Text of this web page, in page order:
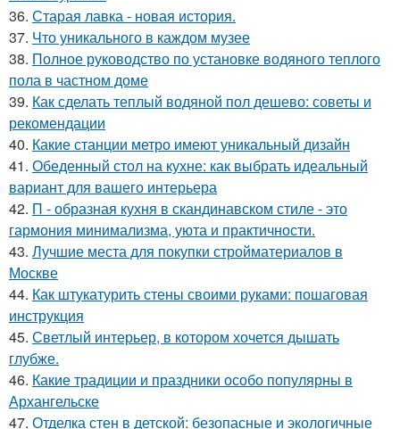
36. Старая лавка - новая история.
37. Что уникального в каждом музее
38. Полное руководство по установке водяного теплого
пола в частном доме
39. Как сделать теплый водяной пол дешево: советы и
рекомендации
40. Какие станции метро имеют уникальный дизайн
41. Обеденный стол на кухне: как выбрать идеальный
вариант для вашего интерьера
42. П - образная кухня в скандинавском стиле - это
гармония минимализма, уюта и практичности.
43. Лучшие места для покупки стройматериалов в
Москве
44. Как штукатурить стены своими руками: пошаговая
инструкция
45. Светлый интерьер, в котором хочется дышать
глубже.
46. Какие традиции и праздники особо популярны в
Архангельске
47. Отделка стен в детской: безопасные и экологичные